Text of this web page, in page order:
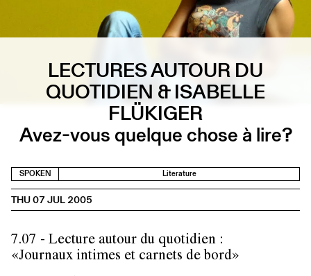
About
LECTURES AUTOUR DU
QUOTIDIEN & ISABELLE
FLÜKIGER
Avez-vous quelque chose à lire?
SPOKEN Literature
THU 07 JUL 2005
7.07 - Lecture autour du quotidien :
«Journaux intimes et carnets de bord»